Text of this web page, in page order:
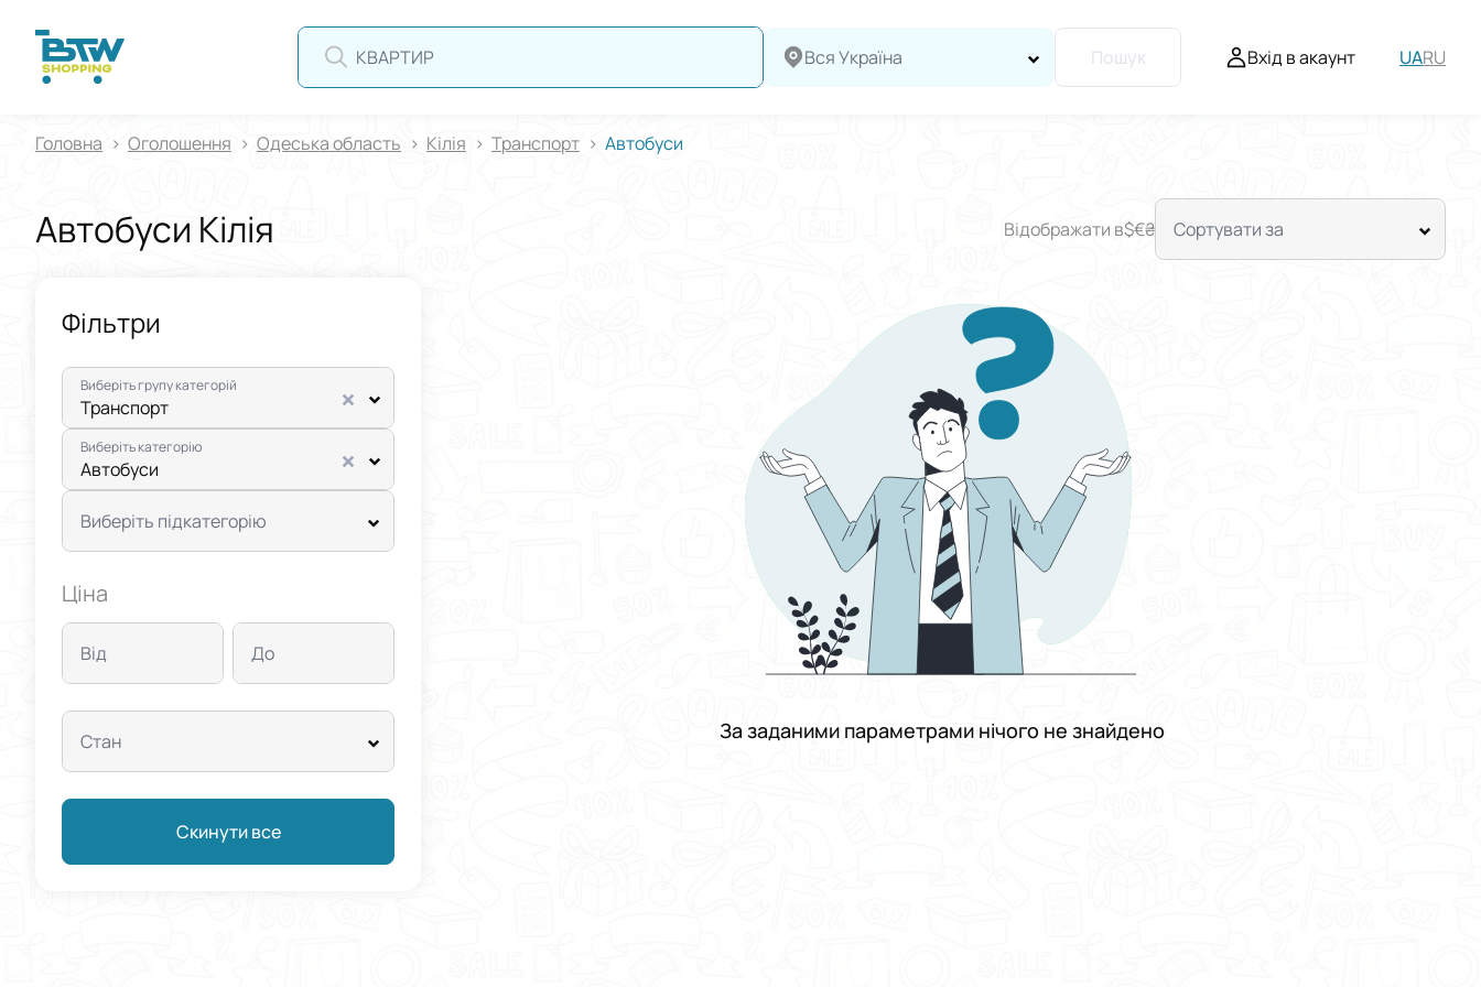
КВАРТИРА Вся Україна Пошук Вхід в акаунт UARU
Головна Оголошення Одеська область Кілія Транспорт Автобуси
Автобуси Кілія Відображати в$€₴ Сортувати за
Фільтри
Виберіть групу категорій
Транспорт
Виберіть категорію
Автобуси
Виберіть підкатегорію
Ціна
Від До
Стан
Скинути все
За заданими параметрами нічого не знайдено